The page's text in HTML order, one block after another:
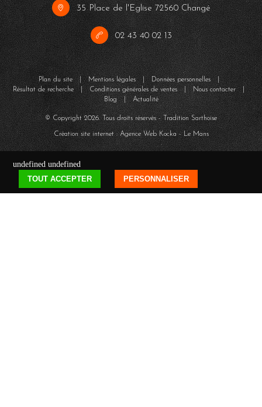
35 Place de l'Eglise 72560 Changé
02 43 40 02 13
Plan du site| Mentions légales| Données personnelles|
Résultat de recherche| Conditions générales de ventes | Nous contacter|
Blog| Actualité
© Copyright2026. Tous droits réservés - Tradition Sarthoise
Création site internet : Agence WebKocka- Le Mans
undefined undefined
TOUT ACCEPTER
PERSONNALISER